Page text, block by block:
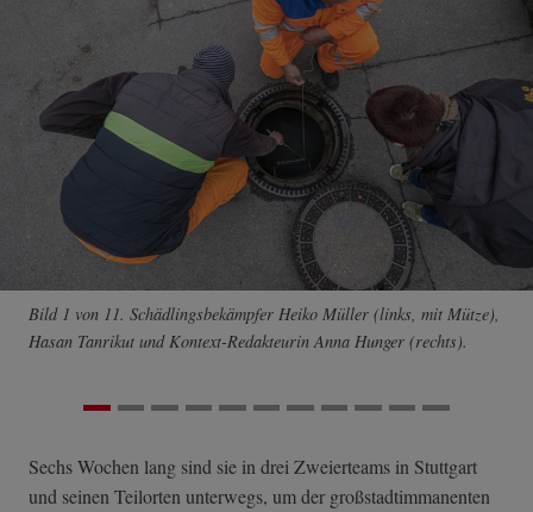
Bild 1 von 11. Schädlingsbekämpfer Heiko Müller (links, mit Mütze),
Hasan Tanrikut und Kontext-Redakteurin Anna Hunger (rechts).
Sechs Wochen lang sind sie in drei Zweierteams in Stuttgart
und seinen Teilorten unterwegs, um der großstadtimmanenten